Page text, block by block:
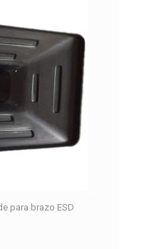
para brazo ESD